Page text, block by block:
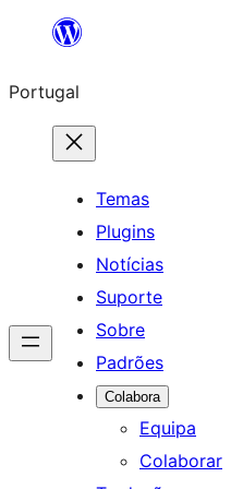
Saltar
o
conteúdo
Portugal
Temas
Plugins
Notícias
Suporte
Sobre
Padrões
Colabora
Equipa
Colaborar